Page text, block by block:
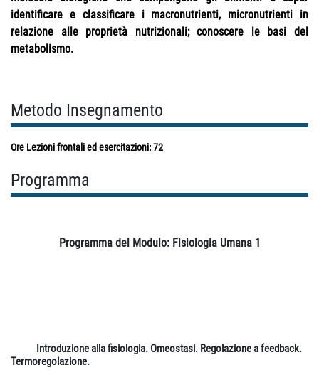
identificare e classificare i macronutrienti, micronutrienti in
relazione alle proprietà nutrizionali; conoscere le basi del
metabolismo.
Metodo Insegnamento
Ore Lezioni frontali ed esercitazioni: 72
Programma
Programma del Modulo: Fisiologia Umana 1
Introduzione alla fisiologia. Omeostasi. Regolazione a feedback.
Termoregolazione.